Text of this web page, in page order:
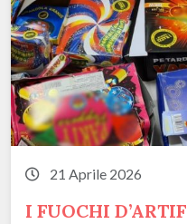
21 Aprile 2026
I FUOCHI